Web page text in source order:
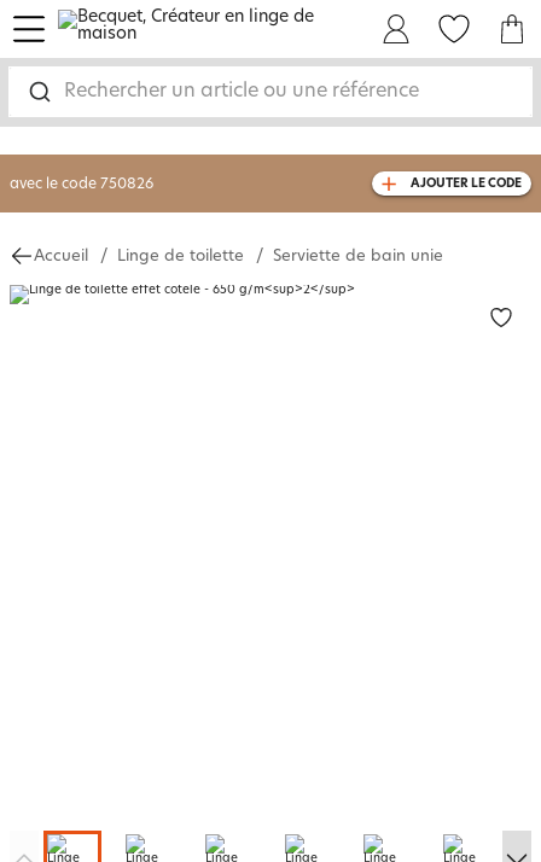
Rechercher un article ou une référence
menu
-30% sur votre commandedès 2 articles
livraison GRATUITEdès 110€ d'achat
avec le code 750826 AJOUTER LE CODE
Accueil Linge de toilette Serviette de bain unie